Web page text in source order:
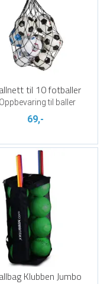
til 10 fotballer
Oppbevaring til baller
69,-
Klubben Jumbo